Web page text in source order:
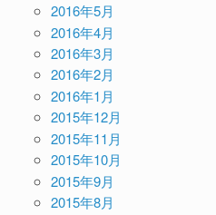
2016年5月
2016年4月
2016年3月
2016年2月
2016年1月
2015年12月
2015年11月
2015年10月
2015年9月
2015年8月